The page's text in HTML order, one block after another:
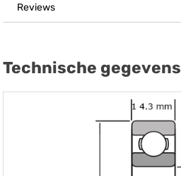
Reviews
Technische gegevens